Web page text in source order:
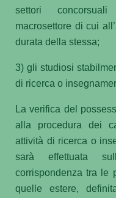
settori
macrosettore di cui
durata della stessa;
3) gli studiosi
di ricerca o
La verifica del
alla procedura dei
attività di ricerca o
sarà effettuata
corrispondenza tra le
quelle estere,